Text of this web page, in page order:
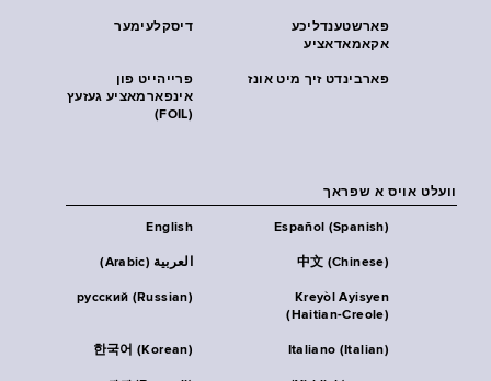
דיסקלעימער
פארשטענדליכע
אקאמאדאציע
פרייהייט פון
אינפארמאציע געזעץ
(FOIL)
פארבינדט זיך מיט אונז
וועלט אויס א שפראך
English Español (Spanish)
العربية (Arabic) 中文 (Chinese)
русский (Russian)
Kreyòl Ayisyen
(Haitian-Creole)
한국어 (Korean) Italiano (Italian)